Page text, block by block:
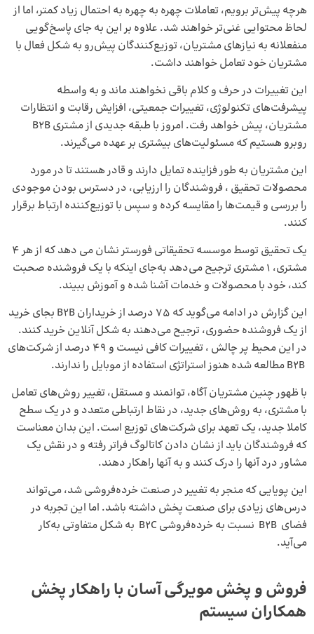
هرچه پیش‌تر برویم، تعاملات چهره به چهره به احتمال زیاد کمتر، اما از
لحاظ محتوایی غنی‌تر خواهند شد. علاوه بر این به جای پاسخ‌گویی
منفعلانه به نیازهای مشتریان، توزیع‌کنندگان پیش‌رو به شکل فعال با
مشتریان خود تعامل خواهند داشت.
این تغییرات در حرف و کلام باقی نخواهند ماند و به واسطه
پیشرفت‌های تکنولوژی، تغییرات جمعیتی، افزایش رقابت و انتظارات
روبرو هستیم که مسئولیت‎‌های بیشتری بر عهده می‌گیرند.
این مشتریان به طور فزاینده تمایل دارند و قادر هستند تا در مورد
محصولات تحقیق ، فروشندگان را ارزیابی، در دسترس بودن موجودی
را بررسی و قیمت‌ها را مقایسه کرده و سپس با توزیع‌کننده ارتباط برقرار
کنند.
یک تحقیق توسط موسسه تحقیقاتی فورستر نشان می دهد که از هر 4
مشتری، 1 مشتری ترجیح می‌دهد به‌جای اینکه با یک فروشنده صحبت
کند، خود با محصولات و خدمات آشنا شده و آموزش ببیند.
این گزارش در ادامه می‌گوید که 75 درصد از خریداران B2B بجای خرید
از یک فروشنده حضوری، ترجیح می‌دهند به شکل آنلاین خرید کنند.
در این محیط پر چالش ، تغییرات کافی نیست و 49 درصد از شرکت‌های
با ظهور چنین مشتریان آگاه، توانمند و مستقل، تغییر روش‌های تعامل
با مشتری، به روش‌های جدید، در نقاط ارتباطی متعدد و در یک سطح
کاملا جدید، یک تعهد برای شرکت‌های توزیع است. این بدان معناست
که فروشندگان باید از نشان دادن کاتالوگ فراتر رفته و در نقش یک
مشاور درد آنها را درک کنند و به آنها راهکار دهند.
این پویایی که منجر به تغییر در صنعت خرده‌فروشی شد، می‌تواند
درس‌های زیادی برای صنعت پخش داشته باشد. اما این تجربه در
فضای B2B نسبت به خرده‌فروشی B2C به شکل متفاوتی به‌کار
می‌آید.
فروش و پخش مویرگی آسان با راهکار پخش
همکاران سیستم